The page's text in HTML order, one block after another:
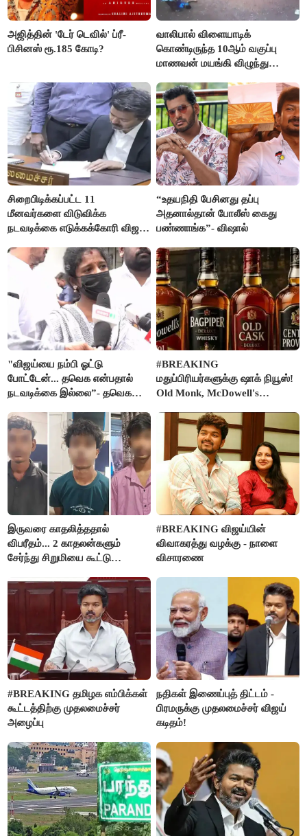
அஜித்தின் 'டேர் டெவில்' ப்ரீ-
பிசினஸ் ரூ.185 கோடி?
வாலிபால் விளையாடிக்
கொண்டிருந்த 10ஆம் வகுப்பு
மாணவன் மயங்கி விழுந்து
சிறைபிடிக்கப்பட்ட 11
மீனவர்களை விடுவிக்க
நடவடிக்கை எடுக்கக்கோரி விஜய்
“உதயநிதி பேசினது தப்பு
அதனால்தான் போலீஸ் கைது
பண்ணாங்க”- விஷால்
"விஜய்யை நம்பி ஓட்டு
போட்டேன்... தவெக என்பதால்
நடவடிக்கை இல்லை”- தவெக
கதறல்
#BREAKING
மதுப்பிரியர்களுக்கு ஷாக் நியூஸ்!
Old Monk, McDowell's
FSSAI தடை
இருவரை காதலித்ததால்
விபரீதம்... 2 காதலன்களும்
சேர்ந்து சிறுமியை கூட்டு
செய்த கொடூரம்
#BREAKING விஜய்யின்
விவாகரத்து வழக்கு - நாளை
விசாரணை
#BREAKING தமிழக எம்பிக்கள்
கூட்டத்திற்கு முதலமைச்சர்
அழைப்பு
நதிகள் இணைப்புத் திட்டம் -
பிரமருக்கு முதலமைச்சர் விஜய்
கடிதம்!